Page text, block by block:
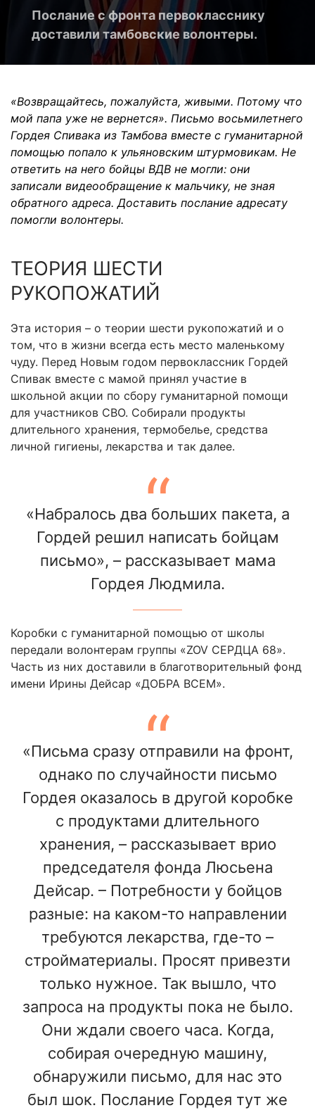
Послание с фронта первокласснику
доставили тамбовские волонтеры.
«Возвращайтесь, пожалуйста, живыми. Потому что
мой папа уже не вернется». Письмо восьмилетнего
Гордея Спивака из Тамбова вместе с гуманитарной
помощью попало к ульяновским штурмовикам. Не
ответить на него бойцы ВДВ не могли: они
записали видеообращение к мальчику, не зная
обратного адреса. Доставить послание адресату
помогли волонтеры.
ТЕОРИЯ ШЕСТИ
РУКОПОЖАТИЙ
Эта история – о теории шести рукопожатий и о
том, что в жизни всегда есть место маленькому
чуду. Перед Новым годом первоклассник Гордей
Спивак вместе с мамой принял участие в
школьной акции по сбору гуманитарной помощи
для участников СВО. Собирали продукты
длительного хранения, термобелье, средства
личной гигиены, лекарства и так далее.
«Набралось два больших пакета, а
Гордей решил написать бойцам
письмо», – рассказывает мама
Гордея Людмила.
Коробки с гуманитарной помощью от школы
передали волонтерам группы «ZOV СЕРДЦА 68».
Часть из них доставили в благотворительный фонд
имени Ирины Дейсар «ДОБРА ВСЕМ».
«Письма сразу отправили на фронт,
однако по случайности письмо
Гордея оказалось в другой коробке
с продуктами длительного
хранения, – рассказывает врио
председателя фонда Люсьена
Дейсар. – Потребности у бойцов
разные: на каком-то направлении
требуются лекарства, где-то –
стройматериалы. Просят привезти
только нужное. Так вышло, что
запроса на продукты пока не было.
Они ждали своего часа. Когда,
собирая очередную машину,
обнаружили письмо, для нас это
был шок. Послание Гордея тут же